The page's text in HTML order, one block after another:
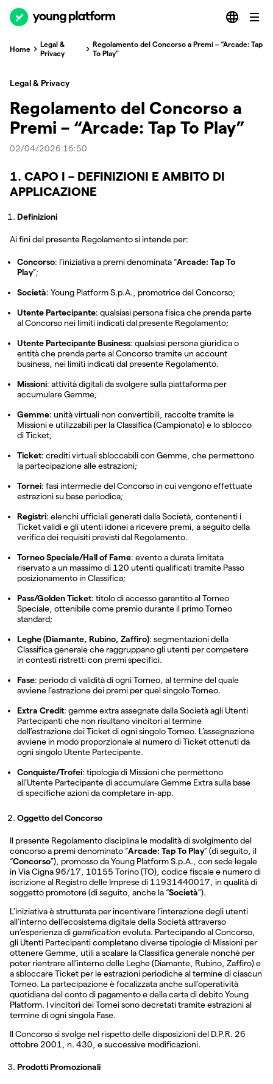
Home
Legal &
Privacy
Regolamento del Concorso a Premi – “Arcade: Tap
To Play”
Legal & Privacy
Regolamento del Concorso a
Premi – “Arcade: Tap To Play”
02/04/2026 16:50
1. CAPO I – DEFINIZIONI E AMBITO DI
APPLICAZIONE
Definizioni
Ai fini del presente Regolamento si intende per:
Concorso: l’iniziativa a premi denominata “Arcade: Tap To
Play”;
Società: Young Platform S.p.A., promotrice del Concorso;
Utente Partecipante: qualsiasi persona fisica che prenda parte
al Concorso nei limiti indicati dal presente Regolamento;
Utente Partecipante Business: qualsiasi persona giuridica o
entità che prenda parte al Concorso tramite un account
business, nei limiti indicati dal presente Regolamento.
Missioni: attività digitali da svolgere sulla piattaforma per
accumulare Gemme;
Gemme: unità virtuali non convertibili, raccolte tramite le
Missioni e utilizzabili per la Classifica (Campionato) e lo sblocco
di Ticket;
Ticket: crediti virtuali sbloccabili con Gemme, che permettono
la partecipazione alle estrazioni;
Tornei: fasi intermedie del Concorso in cui vengono effettuate
estrazioni su base periodica;
Registri: elenchi ufficiali generati dalla Società, contenenti i
Ticket validi e gli utenti idonei a ricevere premi, a seguito della
verifica dei requisiti previsti dal Regolamento.
Torneo Speciale/Hall of Fame: evento a durata limitata
riservato a un massimo di 120 utenti qualificati tramite Passo
posizionamento in Classifica;
Pass/Golden Ticket: titolo di accesso garantito al Torneo
Speciale, ottenibile come premio durante il primo Torneo
standard;
Leghe (Diamante, Rubino, Zaffiro): segmentazioni della
Classifica generale che raggruppano gli utenti per competere
in contesti ristretti con premi specifici.
Fase: periodo di validità di ogni Torneo, al termine del quale
avviene l’estrazione dei premi per quel singolo Torneo.
Extra Credit: gemme extra assegnate dalla Società agli Utenti
Partecipanti che non risultano vincitori al termine
dell’estrazione dei Ticket di ogni singolo Torneo. L’assegnazione
avviene in modo proporzionale al numero di Ticket ottenuti da
ogni singolo Utente Partecipante.
Conquiste/Trofei: tipologia di Missioni che permettono
all’Utente Partecipante di accumulare Gemme Extra sulla base
di specifiche azioni da completare in-app.
Oggetto del Concorso
Il presente Regolamento disciplina le modalità di svolgimento del
concorso a premi denominato “Arcade: Tap To Play” (di seguito, il
“Concorso”), promosso da Young Platform S.p.A., con sede legale
in Via Cigna 96/17, 10155 Torino (TO), codice fiscale e numero di
iscrizione al Registro delle Imprese di 11931440017, in qualità di
soggetto promotore (di seguito, anche la “Società”).
L’iniziativa è strutturata per incentivare l’interazione degli utenti
all’interno dell’ecosistema digitale della Società attraverso
un’esperienza digamificationevoluta. Partecipando al Concorso,
gli Utenti Partecipanti completano diverse tipologie di Missioni per
ottenere Gemme, utili a scalare la Classifica generale nonché per
poter rientrare all’interno delle Leghe (Diamante, Rubino, Zaffiro) e
a sbloccare Ticket per le estrazioni periodiche al termine di ciascun
Torneo. La partecipazione è focalizzata anche sull’operatività
quotidiana del conto di pagamento e della carta di debito Young
Platform. I vincitori dei Tornei sono decretati tramite estrazioni al
termine di ogni singola Fase.
Il Concorso si svolge nel rispetto delle disposizioni del D.P.R. 26
ottobre 2001, n. 430, e successive modificazioni.
Prodotti Promozionali